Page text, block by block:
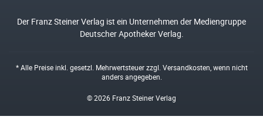
Der Franz Steiner Verlag ist ein Unternehmen der Mediengruppe
Deutscher Apotheker Verlag.
* Alle Preise inkl. gesetzl. Mehrwertsteuer zzgl. Versandkosten , wenn nicht
anders angegeben.
© 2026 Franz Steiner Verlag